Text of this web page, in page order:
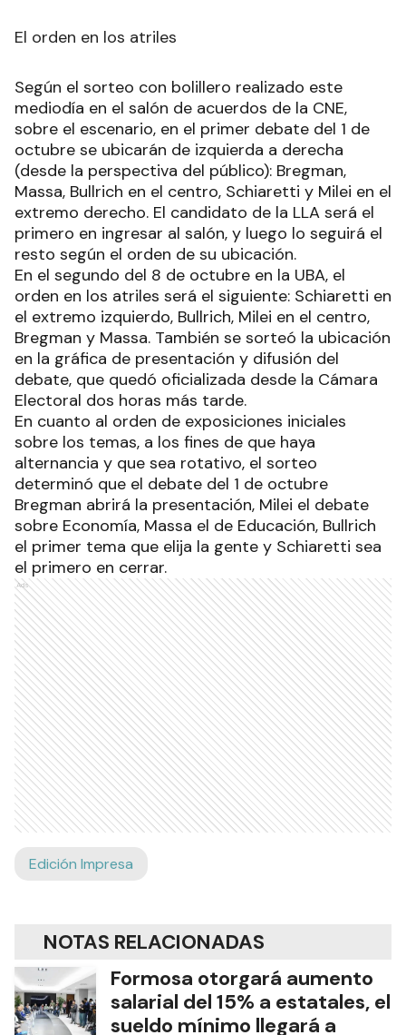
El orden en los atriles
Según el sorteo con bolillero realizado este
mediodía en el salón de acuerdos de la CNE,
sobre el escenario, en el primer debate del 1 de
octubre se ubicarán de izquierda a derecha
(desde la perspectiva del público): Bregman,
Massa, Bullrich en el centro, Schiaretti y Milei en el
extremo derecho. El candidato de la LLA será el
primero en ingresar al salón, y luego lo seguirá el
resto según el orden de su ubicación.
En el segundo del 8 de octubre en la UBA, el
orden en los atriles será el siguiente: Schiaretti en
el extremo izquierdo, Bullrich, Milei en el centro,
Bregman y Massa. También se sorteó la ubicación
en la gráfica de presentación y difusión del
debate, que quedó oficializada desde la Cámara
Electoral dos horas más tarde.
En cuanto al orden de exposiciones iniciales
sobre los temas, a los fines de que haya
alternancia y que sea rotativo, el sorteo
determinó que el debate del 1 de octubre
Bregman abrirá la presentación, Milei el debate
sobre Economía, Massa el de Educación, Bullrich
el primer tema que elija la gente y Schiaretti sea
el primero en cerrar.
Ads
Edición Impresa
NOTAS RELACIONADAS
Formosa otorgará aumento
salarial del 15% a estatales, el
sueldo mínimo llegará a